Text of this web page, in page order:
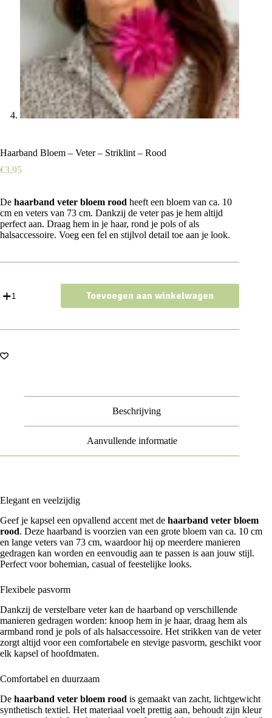
Haarband Bloem – Veter – Striklint – Rood
€3,95
De haarband veter bloem rood heeft een bloem van ca. 10
cm en veters van 73 cm. Dankzij de veter pas je hem altijd
perfect aan. Draag hem in je haar, rond je pols of als
halsaccessoire. Voeg een fel en stijlvol detail toe aan je look.
Bloem
-
Rood
Toevoegen aan winkelwagen
Beschrijving
Aanvullende informatie
Elegant en veelzijdig
Geef je kapsel een opvallend accent met de haarband veter bloem
rood. Deze haarband is voorzien van een grote bloem van ca. 10 cm
en lange veters van 73 cm, waardoor hij op meerdere manieren
gedragen kan worden en eenvoudig aan te passen is aan jouw stijl.
Perfect voor bohemian, casual of feestelijke looks.
Flexibele pasvorm
Dankzij de verstelbare veter kan de haarband op verschillende
manieren gedragen worden: knoop hem in je haar, draag hem als
armband rond je pols of als halsaccessoire. Het strikken van de veter
zorgt altijd voor een comfortabele en stevige pasvorm, geschikt voor
elk kapsel of hoofdmaten.
Comfortabel en duurzaam
De haarband veter bloem rood is gemaakt van zacht, lichtgewicht
synthetisch textiel. Het materiaal voelt prettig aan, behoudt zijn kleur